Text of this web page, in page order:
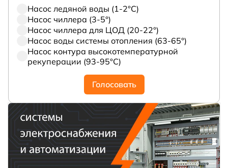
Насос ледяной воды (1-2°С)
Насос чиллера (3-5°)
Насос чиллера для ЦОД (20-22°)
Насос воды системы отопления (63-65°)
Насос контура высокотемпературной
рекуперации (93-95°С)
Голосовать